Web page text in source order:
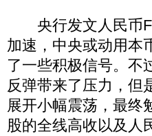
央行发文人民币
加速，中央或动用本
了一些积极信号。不
反弹带来了压力，但
展开小幅震荡，最终
股的全线高收以及人